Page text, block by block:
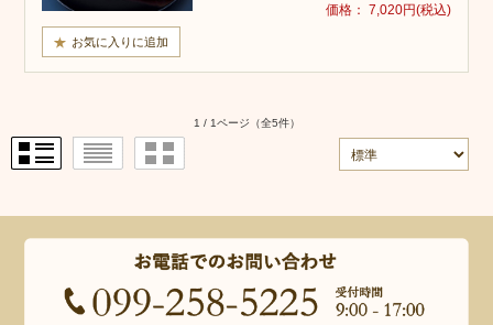
価格： 7,020円(税込)
1 / 1ページ （全5件）